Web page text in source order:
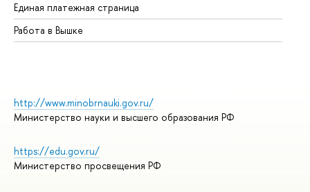
Единая платежная страница
Работа в Вышке
http://www.minobrnauki.gov.ru/
Министерство науки и высшего образования РФ
https://edu.gov.ru/
Министерство просвещения РФ